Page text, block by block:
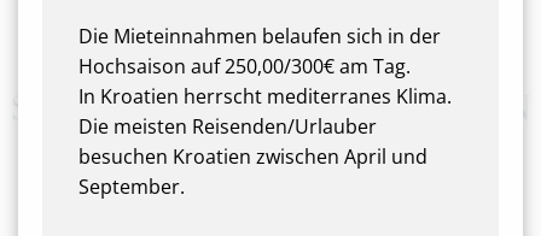
Die Mieteinnahmen belaufen sich in der
Hochsaison auf 250,00/300€ am Tag.
In Kroatien herrscht mediterranes Klima.
Die meisten Reisenden/Urlauber
besuchen Kroatien zwischen April und
September.